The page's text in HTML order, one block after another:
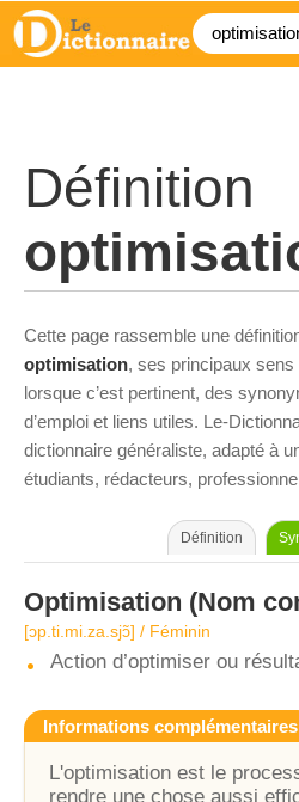
Définition
Cette page rassemble une
optimisation, ses principaux
lorsque c’est pertinent, des
d’emploi et liens utiles. Le-
dictionnaire généraliste, adapté à
étudiants, rédacteurs,
Définition
Optimisation (Nom
[ɔp.ti.mi.za.sjɔ̃] / Féminin
Action d’optimiser ou
Informations complémentaires
L'optimisation est le
rendre une chose aussi